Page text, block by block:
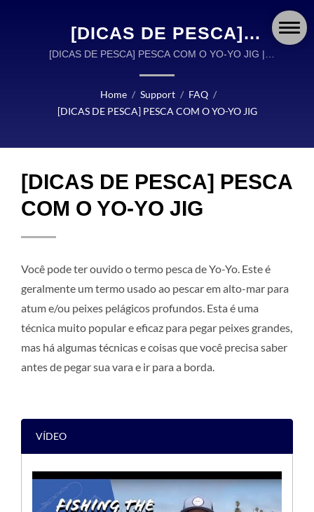
[DICAS DE PESCA]
PESCA COM O YO-YO JIG
| OKUMA FISHING:
CARRETILHAS, VARAS E
AVENTURA
[DICAS DE PESCA] PESCA COM O YO-YO JIG |
Home / Support / FAQ /
[DICAS DE PESCA] PESCA COM O YO-YO JIG
[DICAS DE PESCA] PESCA
COM O YO-YO JIG
Você pode ter ouvido o termo pesca de Yo-Yo. Este é
geralmente um termo usado ao pescar em alto-mar para
atum e/ou peixes pelágicos profundos. Esta é uma
técnica muito popular e eficaz para pegar peixes grandes,
mas há algumas técnicas e coisas que você precisa saber
antes de pegar sua vara e ir para a borda.
VÍDEO